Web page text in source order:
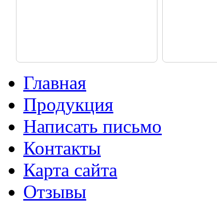
NM-80
Главная
Продукция
Написать письмо
Контакты
Карта сайта
Отзывы